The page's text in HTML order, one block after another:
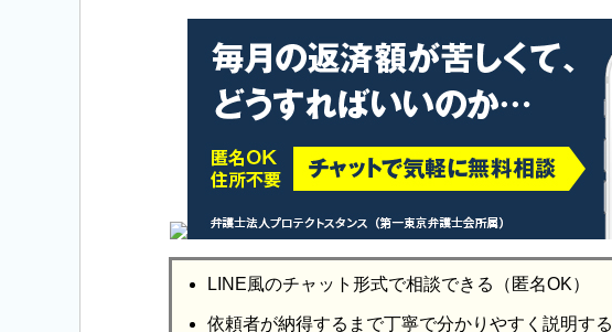
LINE風のチャット形式で相談できる（匿名OK）
依頼者が納得するまで丁寧で分かりやすく説明する